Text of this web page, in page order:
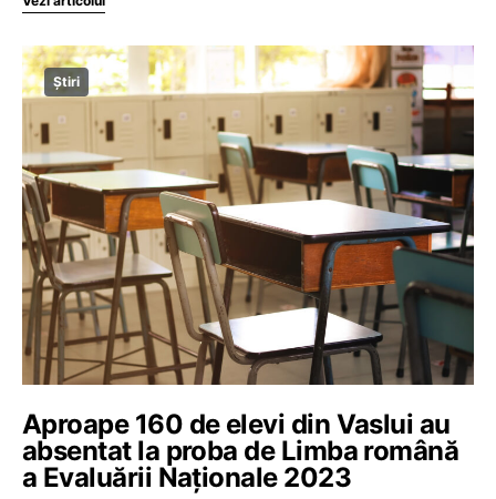
Știri
Aproape 160 de elevi din Vaslui au
absentat la proba de Limba română
a Evaluării Naționale 2023